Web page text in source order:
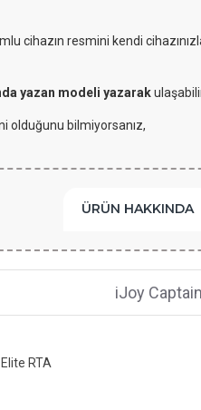
cihazın resmini kendi
yazan modeli yazarak
olduğunu bilmiyorsanız,
ÜRÜN HAKKINDA
iJoy
RTA